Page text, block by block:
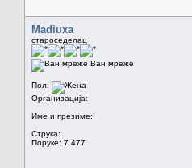
Madiuxa
староседелац
Ван мреже
Пол:
Организација:
Име и презиме:
Струка:
Поруке: 7.477